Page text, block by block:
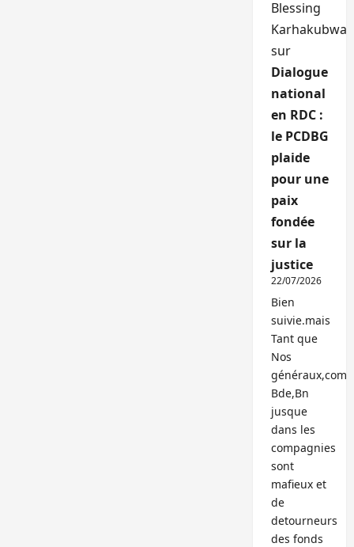
Blessing
Karhakubwa
sur
Dialogue
national
en RDC :
le PCDBG
plaide
pour une
paix
fondée
sur la
justice
22/07/2026
Bien
suivie.mais
Tant que
Nos
généraux,com
Bde,Bn
jusque
dans les
compagnies
sont
mafieux et
de
detourneurs
des fonds